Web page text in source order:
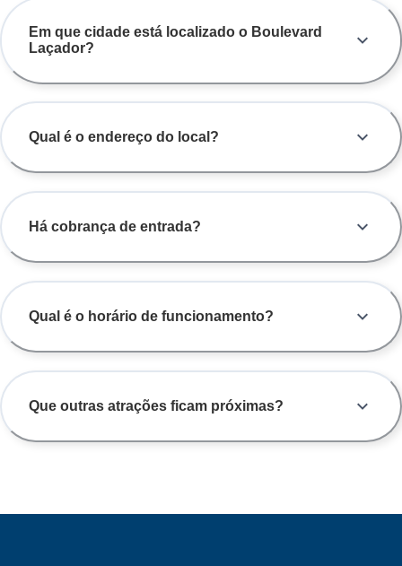
Em que cidade está localizado o Boulevard
Laçador?
Qual é o endereço do local?
Há cobrança de entrada?
Qual é o horário de funcionamento?
Que outras atrações ficam próximas?